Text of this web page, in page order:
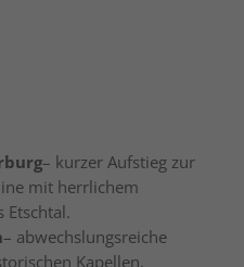
– kurzer Aufstieg zur
mit herrlichem
Etschtal.
– abwechslungsreiche
Kapellen,